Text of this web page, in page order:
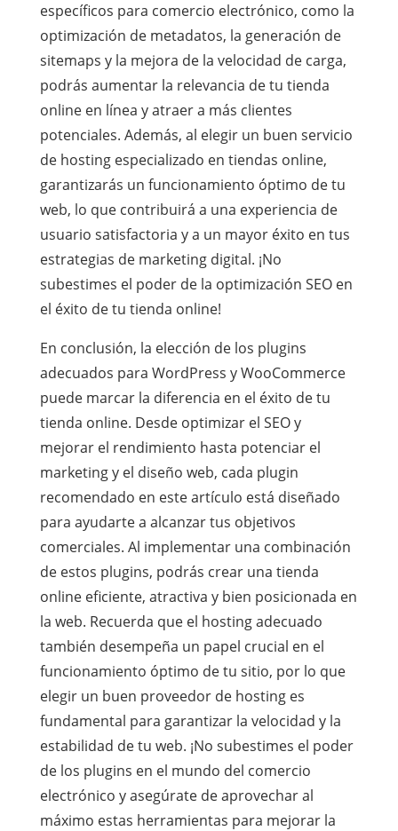
específicos para comercio electrónico, como la
optimización de metadatos, la generación de
sitemaps y la mejora de la velocidad de carga,
podrás aumentar la relevancia de tu tienda
online en línea y atraer a más clientes
potenciales. Además, al elegir un buen servicio
de hosting especializado en tiendas online,
garantizarás un funcionamiento óptimo de tu
web, lo que contribuirá a una experiencia de
usuario satisfactoria y a un mayor éxito en tus
estrategias de marketing digital. ¡No
subestimes el poder de la optimización SEO en
el éxito de tu tienda online!
En conclusión, la elección de los plugins
adecuados para WordPress y WooCommerce
puede marcar la diferencia en el éxito de tu
tienda online. Desde optimizar el SEO y
mejorar el rendimiento hasta potenciar el
marketing y el diseño web, cada plugin
recomendado en este artículo está diseñado
para ayudarte a alcanzar tus objetivos
comerciales. Al implementar una combinación
de estos plugins, podrás crear una tienda
online eficiente, atractiva y bien posicionada en
la web. Recuerda que el hosting adecuado
también desempeña un papel crucial en el
funcionamiento óptimo de tu sitio, por lo que
elegir un buen proveedor de hosting es
fundamental para garantizar la velocidad y la
estabilidad de tu web. ¡No subestimes el poder
de los plugins en el mundo del comercio
electrónico y asegúrate de aprovechar al
máximo estas herramientas para mejorar la